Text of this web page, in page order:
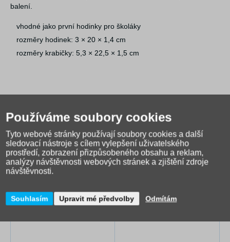
balení.
vhodné jako první hodinky pro školáky
rozměry hodinek: 3 × 20 × 1,4 cm
rozměry krabičky: 5,3 × 22,5 × 1,5 cm
Alternativní zboží
Používáme soubory cookies
Tyto webové stránky používají soubory cookies a další
sledovací nástroje s cílem vylepšení uživatelského
prostředí, zobrazení přizpůsobeného obsahu a reklam,
analýzy návštěvnosti webových stránek a zjištění zdroje
návštěvnosti.
Souhlasím Upravit mé předvolby Odmítám